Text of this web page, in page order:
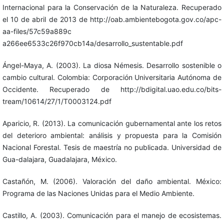
Internacional para la Conservación de la Naturaleza. Recuperado
el 10 de abril de 2013 de http://oab.ambientebogota.gov.co/apc-
aa-files/57c59a889c
a266ee6533c26f970cb14a/desarrollo_sustentable.pdf
Ángel-Maya, A. (2003). La diosa Némesis. Desarrollo sostenible o
cambio cultural. Colombia: Corporación Universitaria Autónoma de
Occidente. Recuperado de http://bdigital.uao.edu.co/bits-
tream/10614/27/1/T0003124.pdf
Aparicio, R. (2013). La comunicación gubernamental ante los retos
del deterioro ambiental: análisis y propuesta para la Comisión
Nacional Forestal. Tesis de maestría no publicada. Universidad de
Gua-dalajara, Guadalajara, México.
Castañón, M. (2006). Valoración del daño ambiental. México:
Programa de las Naciones Unidas para el Medio Ambiente.
Castillo, A. (2003). Comunicación para el manejo de ecosistemas.